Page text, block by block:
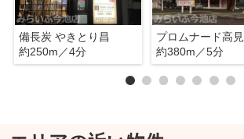
備長炭 やきとり昌
約250m／4分
プロムナード高見
約380m／5分